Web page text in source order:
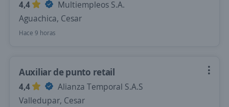
4,4
Multiempleos S.A.
Aguachica, Cesar
Hace 9 horas
Auxiliar de punto retail
4,4
Alianza Temporal S.A.S
Valledupar, Cesar